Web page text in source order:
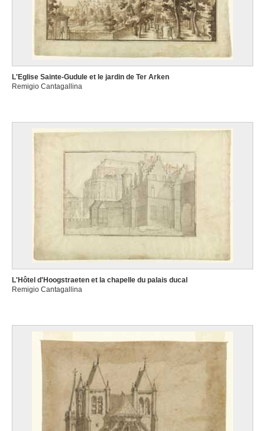
L'Eglise Sainte-Gudule et le jardin de Ter Arken
Remigio Cantagallina
L'Hôtel d'Hoogstraeten et la chapelle du palais ducal
Remigio Cantagallina